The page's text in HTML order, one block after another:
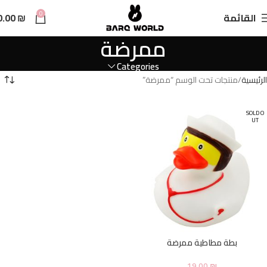
القائمة 0
₪
ممرضة
Categories
الرئيسية منتجات تحت الوسم “ممرضة”
SOLD O
UT
بطة مطاطية ممرضة